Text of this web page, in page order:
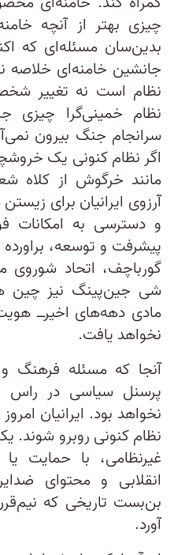
چیزی بهتر از آنچه
بدین‌سان مسئله‌ای که
جانشین خامنه‌ای خلاصه
نظام است نه تغییر
نظام خمینی‌گرا چیزی
سرانجام جنگ بیرون
اگر نظام کنونی یک
مانند خرگوش از کلاه
آرزوی ایرانیان برای
و دسترسی به امکانات
پیشرفت و توسعه،
گورباچف، اتحاد شوروی
شی جین‌پینگ نیز چین
مادی دهه‌های اخیر‌ــ
نخواهد یافت.
آنجا که مسئله فرهنگ
پرسنل سیاسی در راس
نخواهد بود. ایرانیان
نظام کنونی روبرو شوند.
غیرنظامی، با حمایت
انقلابی و محتوای
بن‌بست تاریخی که
آورد.